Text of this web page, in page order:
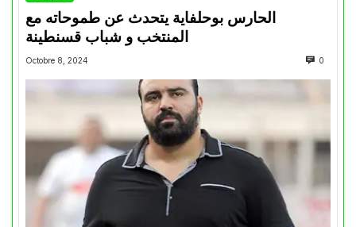
الحارس بوحلفاية يتحدث عن طموحاته مع
المنتخب و شباب قسنطينة
Octobre 8, 2024 0